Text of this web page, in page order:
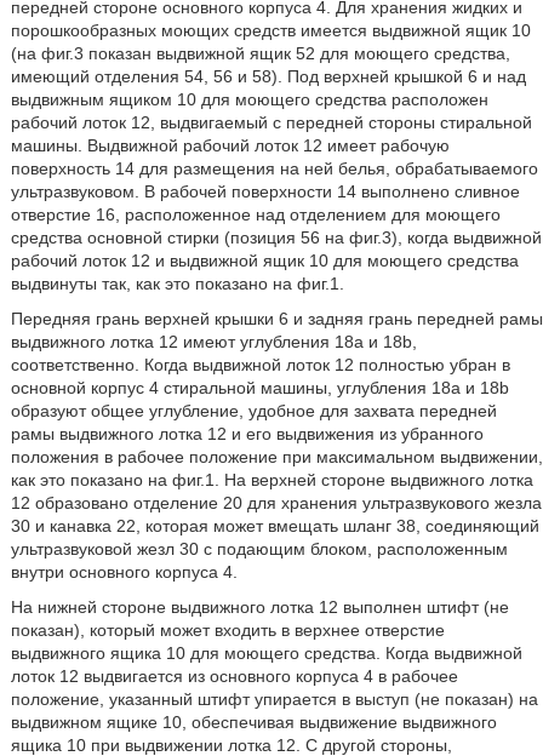
передней стороне основного корпуса 4. Для хранения жидких и
порошкообразных моющих средств имеется выдвижной ящик 10
(на фиг.3 показан выдвижной ящик 52 для моющего средства,
имеющий отделения 54, 56 и 58). Под верхней крышкой 6 и над
выдвижным ящиком 10 для моющего средства расположен
рабочий лоток 12, выдвигаемый с передней стороны стиральной
машины. Выдвижной рабочий лоток 12 имеет рабочую
поверхность 14 для размещения на ней белья, обрабатываемого
ультразвуковом. В рабочей поверхности 14 выполнено сливное
отверстие 16, расположенное над отделением для моющего
средства основной стирки (позиция 56 на фиг.3), когда выдвижной
рабочий лоток 12 и выдвижной ящик 10 для моющего средства
выдвинуты так, как это показано на фиг.1.
Передняя грань верхней крышки 6 и задняя грань передней рамы
выдвижного лотка 12 имеют углубления 18а и 18b,
соответственно. Когда выдвижной лоток 12 полностью убран в
основной корпус 4 стиральной машины, углубления 18а и 18b
образуют общее углубление, удобное для захвата передней
рамы выдвижного лотка 12 и его выдвижения из убранного
положения в рабочее положение при максимальном выдвижении,
как это показано на фиг.1. На верхней стороне выдвижного лотка
12 образовано отделение 20 для хранения ультразвукового жезла
30 и канавка 22, которая может вмещать шланг 38, соединяющий
ультразвуковой жезл 30 с подающим блоком, расположенным
внутри основного корпуса 4.
На нижней стороне выдвижного лотка 12 выполнен штифт (не
показан), который может входить в верхнее отверстие
выдвижного ящика 10 для моющего средства. Когда выдвижной
лоток 12 выдвигается из основного корпуса 4 в рабочее
положение, указанный штифт упирается в выступ (не показан) на
выдвижном ящике 10, обеспечивая выдвижение выдвижного
ящика 10 при выдвижении лотка 12. С другой стороны,